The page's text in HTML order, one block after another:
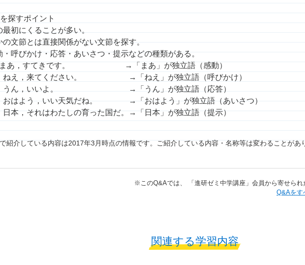
探すポイント
初にくることが多い。
文節とは直接関係がない文節を探す。
呼びかけ・応答・あいさつ・提示などの種類がある。
あ，すてきです。 →「まあ」が独立語（感動）
来てください。 →「ねえ」が独立語（呼びかけ）
いいよ。 →「うん」が独立語（応答）
う，いい天気だね。 →「おはよう」が独立語（あいさつ）
それはわたしの育った国だ。→「日本」が独立語（提示）
紹介している内容は2017年3月時点の情報です。ご紹介している内容・名称等は変わることがあ
※​このQ&Aでは、​ 「進研ゼミ中学講座」​会員から寄せら
​​Q&Aをす
関連する学習内容